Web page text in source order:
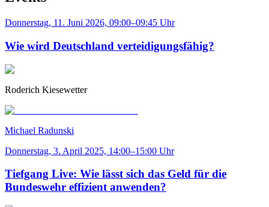
Donnerstag, 11. Juni 2026, 09:00–09:45 Uhr
Wie wird Deutschland verteidigungsfähig?
Roderich Kiesewetter
Michael Radunski
Donnerstag, 3. April 2025, 14:00–15:00 Uhr
Tiefgang Live: Wie lässt sich das Geld für die
Bundeswehr effizient anwenden?